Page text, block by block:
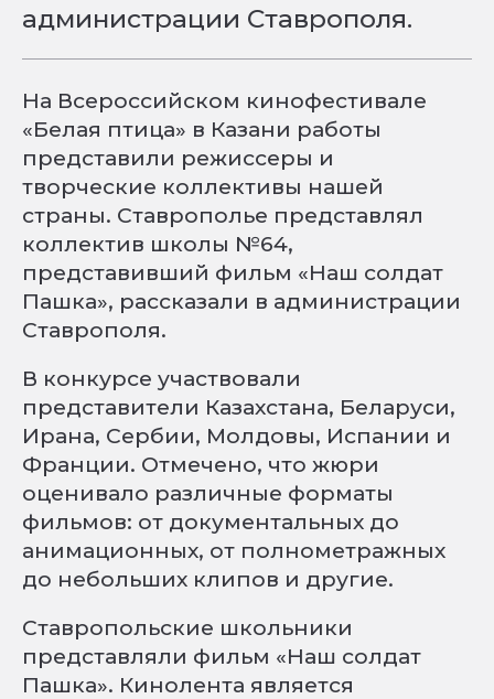
администрации Ставрополя.
На Всероссийском кинофестивале
«Белая птица» в Казани работы
представили режиссеры и
творческие коллективы нашей
страны. Ставрополье представлял
коллектив школы №64,
представивший фильм «Наш солдат
Пашка», рассказали в администрации
Ставрополя.
В конкурсе участвовали
представители Казахстана, Беларуси,
Ирана, Сербии, Молдовы, Испании и
Франции. Отмечено, что жюри
оценивало различные форматы
фильмов: от документальных до
анимационных, от полнометражных
до небольших клипов и другие.
Ставропольские школьники
представляли фильм «Наш солдат
Пашка». Кинолента является